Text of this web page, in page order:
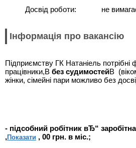
Досвід роботи:
не
Інформація про вакансію
Підприємству ГК Натаніель потрібні
працівники,В без судимостейВ
жінки, сімейні пари можливо без
- підсобний робітник вЂ“
,Показати , 00 грн. в міс.;